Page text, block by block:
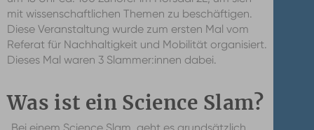
mit wissenschaftlichen Themen zu beschäftigen.
Diese Veranstaltung wurde zum ersten Mal vom
Referat für Nachhaltigkeit und Mobilität organisiert.
Dieses Mal waren 3 Slammer:innen dabei.
Was ist ein Science Slam?